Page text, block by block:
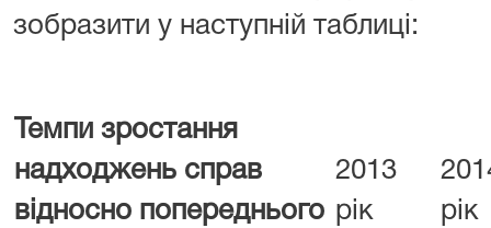
зобразити у наступній таблиці:
Темпи зростання
надходжень справ
відносно попереднього
2013
рік
рік